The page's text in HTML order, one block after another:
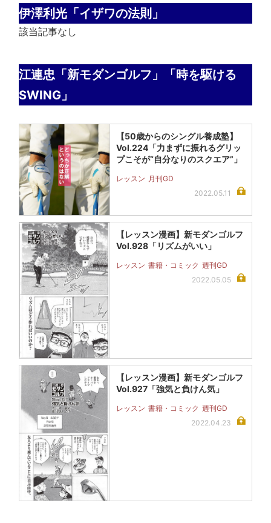
伊澤利光「イザワの法則」
該当記事なし
江連忠「新モダンゴルフ」「時を駆ける
SWING」
【50歳からのシングル養成塾】
Vol.224「力まずに振れるグリッ
プこそが“自分なりのスクエア”」
レッスン 月刊GD
2022.05.11
【レッスン漫画】新モダンゴルフ
Vol.928「リズムがいい」
レッスン 書籍・コミック 週刊GD
2022.05.05
【レッスン漫画】新モダンゴルフ
Vol.927「強気と負けん気」
レッスン 書籍・コミック 週刊GD
2022.04.23